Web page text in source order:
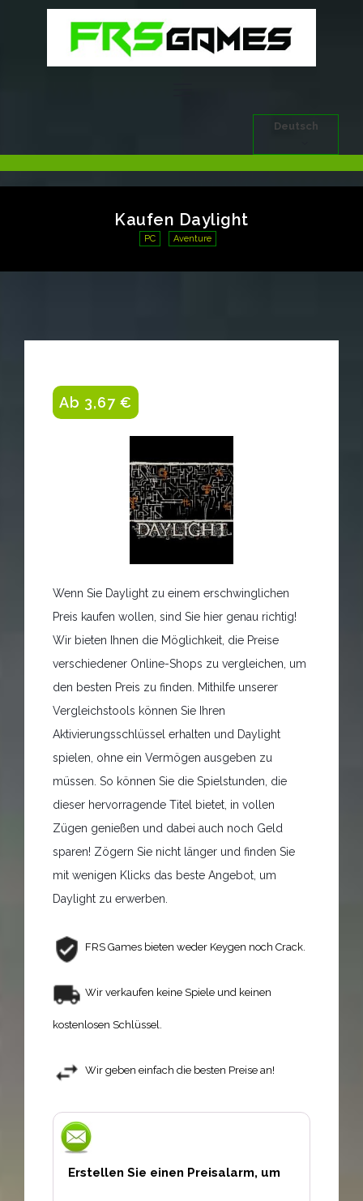
Deutsch
Kaufen Daylight
PC Aventure
Ab 3,67 €
Wenn Sie Daylight zu einem erschwinglichen
Preis kaufen wollen, sind Sie hier genau richtig!
Wir bieten Ihnen die Möglichkeit, die Preise
verschiedener Online-Shops zu vergleichen, um
den besten Preis zu finden. Mithilfe unserer
Vergleichstools können Sie Ihren
Aktivierungsschlüssel erhalten und Daylight
spielen, ohne ein Vermögen ausgeben zu
müssen. So können Sie die Spielstunden, die
dieser hervorragende Titel bietet, in vollen
Zügen genießen und dabei auch noch Geld
sparen! Zögern Sie nicht länger und finden Sie
mit wenigen Klicks das beste Angebot, um
Daylight zu erwerben.
FRS Games bieten weder Keygen noch Crack.
Wir verkaufen keine Spiele und keinen
kostenlosen Schlüssel.
Wir geben einfach die besten Preise an!
Erstellen Sie einen Preisalarm, um